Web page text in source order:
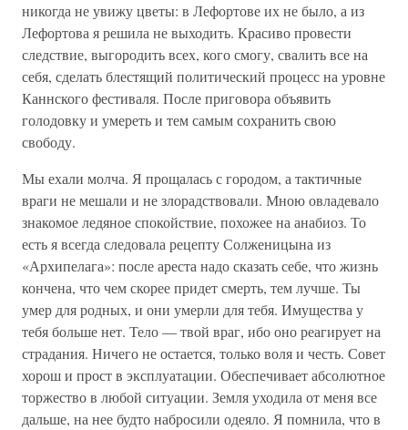
никогда не увижу цветы: в Лефортове их не было, а из
Лефортова я решила не выходить. Красиво провести
следствие, выгородить всех, кого смогу, свалить все на
себя, сделать блестящий политический процесс на уровне
Каннского фестиваля. После приговора объявить
голодовку и умереть и тем самым сохранить свою
свободу.
Мы ехали молча. Я прощалась с городом, а тактичные
враги не мешали и не злорадствовали. Мною овладевало
знакомое ледяное спокойствие, похожее на анабиоз. То
есть я всегда следовала рецепту Солженицына из
«Архипелага»: после ареста надо сказать себе, что жизнь
кончена, что чем скорее придет смерть, тем лучше. Ты
умер для родных, и они умерли для тебя. Имущества у
тебя больше нет. Тело — твой враг, ибо оно реагирует на
страдания. Ничего не остается, только воля и честь. Совет
хорош и прост в эксплуатации. Обеспечивает абсолютное
торжество в любой ситуации. Земля уходила от меня все
дальше, на нее будто набросили одеяло. Я помнила, что в